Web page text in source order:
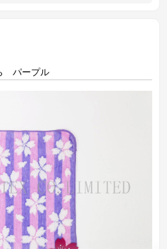
パープル